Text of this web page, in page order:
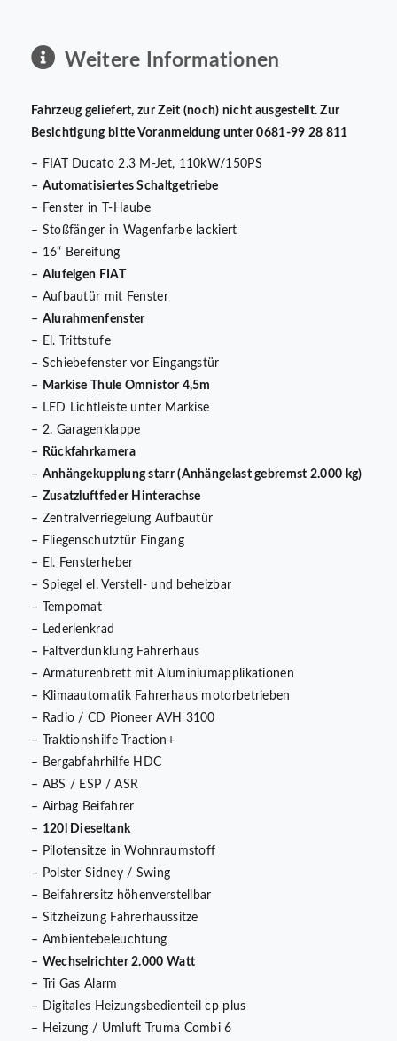
Weitere Informationen
Fahrzeug geliefert, zur Zeit (noch) nicht ausgestellt. Zur
Besichtigung bitte Voranmeldung unter 0681-99 28 811
– FIAT Ducato 2.3 M-Jet, 110kW/150PS
– Automatisiertes Schaltgetriebe
– Fenster in T-Haube
– Stoßfänger in Wagenfarbe lackiert
– 16“ Bereifung
– Alufelgen FIAT
– Aufbautür mit Fenster
– Alurahmenfenster
– El. Trittstufe
– Schiebefenster vor Eingangstür
– Markise Thule Omnistor 4,5m
– LED Lichtleiste unter Markise
– 2. Garagenklappe
–
Rückfahrkamera
– Anhängekupplung starr (Anhängelast gebremst 2.000 kg)
– Zusatzluftfeder Hinterachse
– Zentralverriegelung Aufbautür
– Fliegenschutztür Eingang
– El. Fensterheber
– Spiegel el. Verstell- und beheizbar
– Tempomat
– Lederlenkrad
– Faltverdunklung Fahrerhaus
– Armaturenbrett mit Aluminiumapplikationen
– Klimaautomatik Fahrerhaus motorbetrieben
– Radio / CD Pioneer AVH 3100
– Traktionshilfe Traction+
– Bergabfahrhilfe HDC
– ABS / ESP / ASR
– Airbag Beifahrer
– 120l Dieseltank
– Pilotensitze in Wohnraumstoff
– Polster Sidney / Swing
– Beifahrersitz höhenverstellbar
– Sitzheizung Fahrerhaussitze
– Ambientebeleuchtung
– Wechselrichter 2.000 Watt
– Tri Gas Alarm
– Digitales Heizungsbedienteil cp plus
– Heizung / Umluft Truma Combi 6